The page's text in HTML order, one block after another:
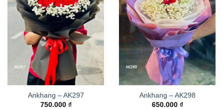
Ankhang – AK297
750.000 ₫
Ankhang – AK298
650.000 ₫